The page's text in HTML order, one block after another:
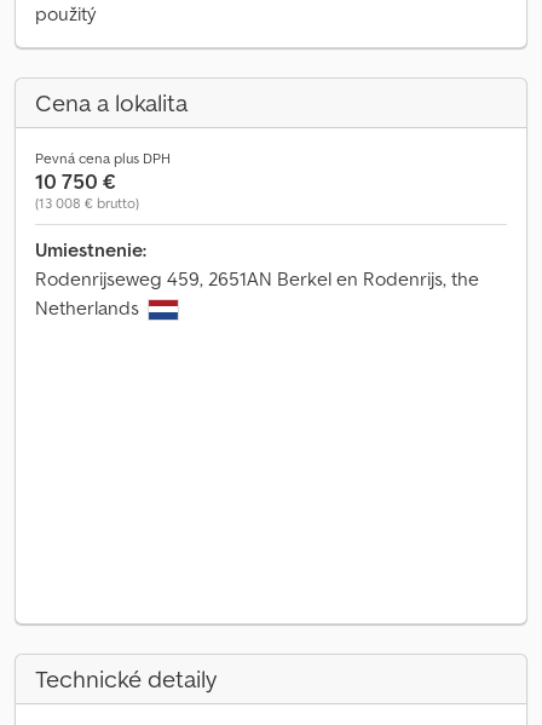
použitý
Cena a lokalita
Pevná cena plus DPH
10 750 €
(13 008 € brutto)
Umiestnenie:
Rodenrijseweg 459, 2651AN Berkel en Rodenrijs, the
Netherlands
Technické detaily